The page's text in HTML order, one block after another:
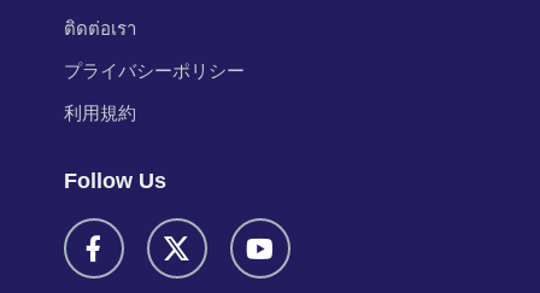
ติดต่อเรา
プライバシーポリシー
利用規約
Follow Us